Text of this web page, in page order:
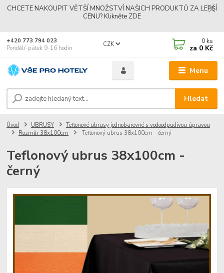
CHCETE NAKOUPIT VĚTŠÍ MNOŽSTVÍ NAŠICH PRODUKTŮ ZA LEPŠÍ
CENU? Klikněte ZDE
Menu
CZK
Hledat
+420 773 794 023
Pondělí-pátek 9-16 hodin
0 ks
za 0 Kč
Úvod UBRUSY
Teflonové ubrusy jednobarevné s vodoodpudivou úpravou
Rozměr 38x100cm
Teflonový ubrus 38x100cm - černý
Teflonový ubrus 38x100cm -
černý